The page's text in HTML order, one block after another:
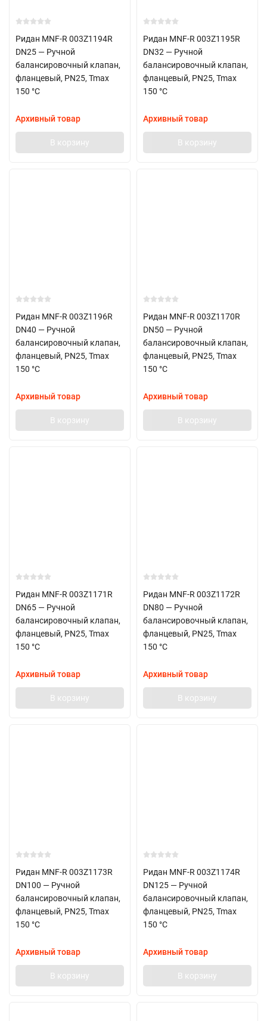
Ридан MNF-R 003Z1194R
DN25 — Ручной
балансировочный клапан,
фланцевый, PN25, Tmax
150 °C
Архивный товар
В корзину
Ридан MNF-R 003Z1195R
DN32 — Ручной
балансировочный клапан,
фланцевый, PN25, Tmax
150 °C
Архивный товар
В корзину
Ридан MNF-R 003Z1196R
DN40 — Ручной
балансировочный клапан,
фланцевый, PN25, Tmax
150 °C
Архивный товар
В корзину
Ридан MNF-R 003Z1170R
DN50 — Ручной
балансировочный клапан,
фланцевый, PN25, Tmax
150 °C
Архивный товар
В корзину
Ридан MNF-R 003Z1171R
DN65 — Ручной
балансировочный клапан,
фланцевый, PN25, Tmax
150 °C
Архивный товар
В корзину
Ридан MNF-R 003Z1172R
DN80 — Ручной
балансировочный клапан,
фланцевый, PN25, Tmax
150 °C
Архивный товар
В корзину
Ридан MNF-R 003Z1173R
DN100 — Ручной
балансировочный клапан,
фланцевый, PN25, Tmax
150 °C
Архивный товар
В корзину
Ридан MNF-R 003Z1174R
DN125 — Ручной
балансировочный клапан,
фланцевый, PN25, Tmax
150 °C
Архивный товар
В корзину